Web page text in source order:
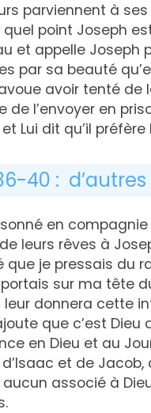
parviennent à
quel point Joseph
et appelle Joseph
par sa beauté
avoir tenté
de l’envoyer en
Lui dit qu’il
40 : d’autres
en
leurs rêves à
que je pressais du
sur ma tête
leur donnera cette
que c’est
en Dieu et au
et de
associé à